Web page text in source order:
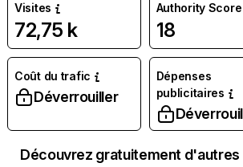
Visites
72,75 k
Authority Score
18
Coût du trafic
Déverrouiller
Dépenses
publicitaires
Découvrez gratuitement d'autres